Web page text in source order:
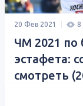
20 Фев 2021 8
ЧМ 2021 по
эстафета:
смотреть